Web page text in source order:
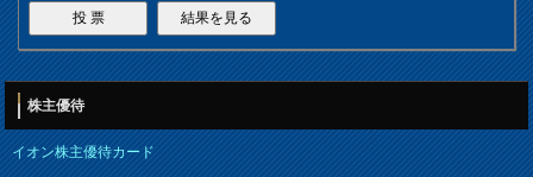
株主優待
イオン株主優待カード